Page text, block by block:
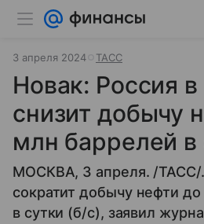
3 апреля 2024 ТАСС
Новак: Россия
снизит добычу
млн баррелей в
МОСКВА, 3 апреля. /ТАСС/
сократит добычу нефти
в сутки (б/с), заявил